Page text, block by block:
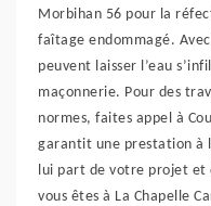
Morbihan 56 pour la
faîtage endommagé.
peuvent laisser l’eau
maçonnerie. Pour des
normes, faites appel à
garantit une prestation à
lui part de votre projet et
vous êtes à La Chapelle